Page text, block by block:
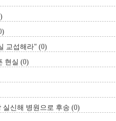
교섭해라" (0)
현실 (0)
실신해 병원으로 후송 (0)